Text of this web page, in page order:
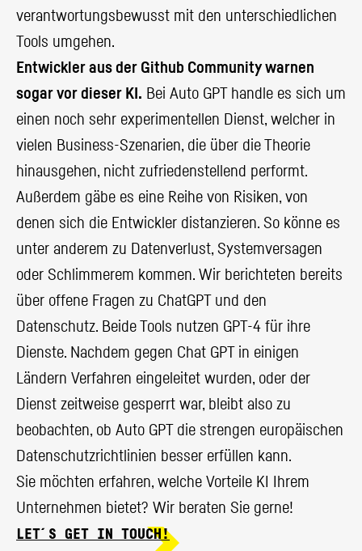
verantwortungsbewusst mit den unterschiedlichen
Tools umgehen.
Entwickler aus der Github Community warnen
sogar vor dieser KI. Bei Auto GPT handle es sich um
einen noch sehr experimentellen Dienst, welcher in
vielen Business-Szenarien, die über die Theorie
hinausgehen, nicht zufriedenstellend performt.
Außerdem gäbe es eine Reihe von Risiken, von
denen sich die Entwickler distanzieren. So könne es
unter anderem zu Datenverlust, Systemversagen
oder Schlimmerem kommen. Wir berichteten bereits
über offene Fragen zu ChatGPT und den
Datenschutz. Beide Tools nutzen GPT-4 für ihre
Dienste. Nachdem gegen Chat GPT in einigen
Ländern Verfahren eingeleitet wurden, oder der
Dienst zeitweise gesperrt war, bleibt also zu
beobachten, ob Auto GPT die strengen europäischen
Datenschutzrichtlinien besser erfüllen kann.
Sie möchten erfahren, welche Vorteile KI Ihrem
Unternehmen bietet? Wir beraten Sie gerne!
LET´S GET IN TOUCH!